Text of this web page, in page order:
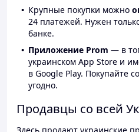
Крупные покупки можно
24 платежей. Нужен
банке.
Приложение Prom — в
украинском App Store и
в Google Play. Покупайте
угодно.
Продавцы со всей